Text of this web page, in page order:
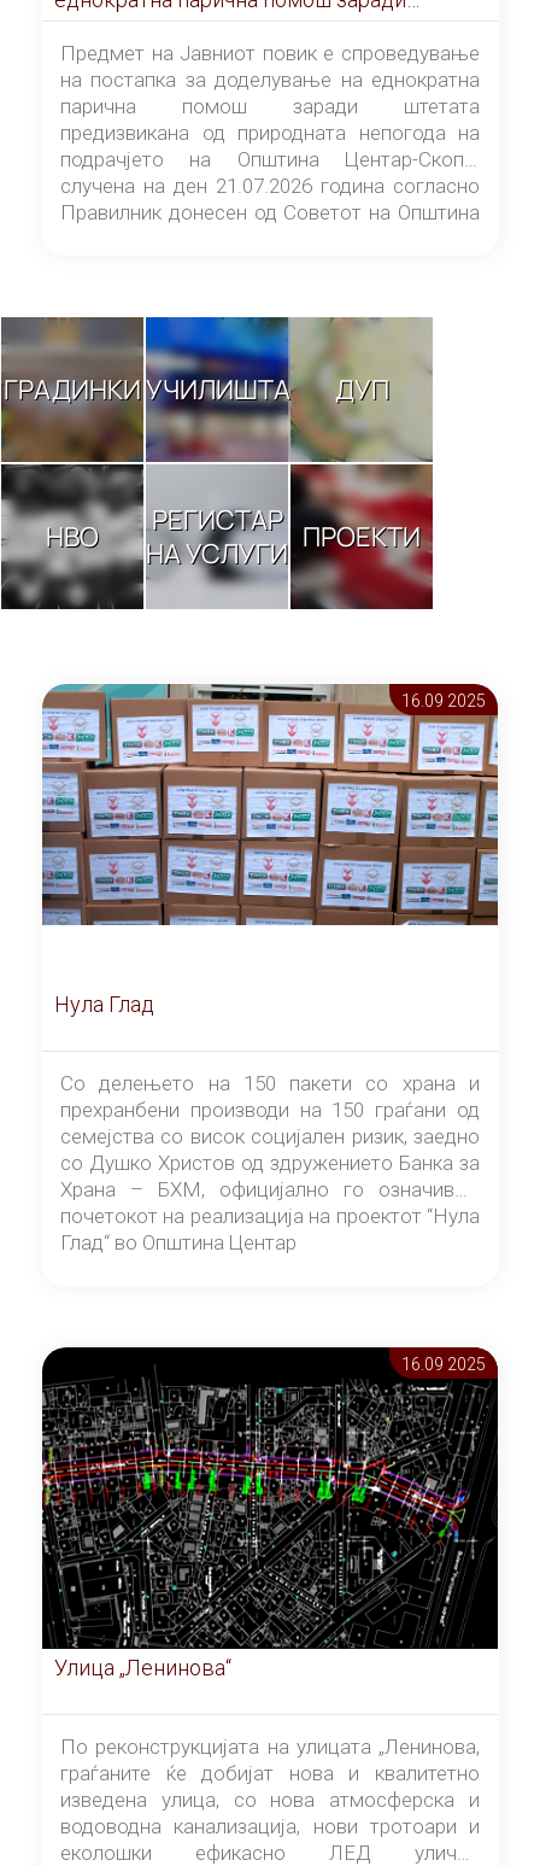
штетата предизвикана од природната
непогода на подрачјето на Општина
Центар-Скопје случена на ден 21.07.2026
година
Предмет на Јавниот повик е спроведување
на постапка за доделување на еднократна
парична помош заради штетата
предизвикана од природната непогода на
подрачјето на Општина Центар-Скопје
случена на ден 21.07.2026 година согласно
Правилник донесен од Советот на Општина
ГРАДИНКИУЧИЛИШТА ДУП
НВО
РЕГИСТАР
НА УСЛУГИ ПРОЕКТИ
16.09 2025
Нула Глад
Со делењето на 150 пакети со храна и
прехранбени производи на 150 граѓани од
семејства со висок социјален ризик, заедно
со Душко Христов од здружението Банка за
Храна – БХМ, официјално го означивме
почетокот на реализација на проектот “Нула
Глад“ во Општина Центар
16.09 2025
Улица „Ленинова“
По реконструкцијата на улицата „Ленинова,
граѓаните ќе добијат нова и квалитетно
изведена улица, со нова атмосферска и
водоводна канализација, нови тротоари и
еколошки ефикасно ЛЕД улично